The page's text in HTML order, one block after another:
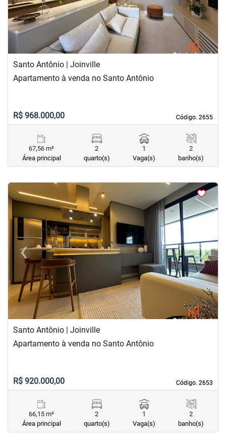
Santo Antônio | Joinville
Código. 2655
Código. 2655
Apartamento à venda no Santo Antônio
R$ 968.000,00
67,56 m²
Área principal
2
quarto(s)
1
Vaga(s)
2
banho(s)
<
‹Previous ›Next
Santo Antônio | Joinville
Código. 2653
Código. 2653
Apartamento à venda no Santo Antônio
R$ 920.000,00
66,15 m²
Área principal
2
quarto(s)
1
Vaga(s)
2
banho(s)